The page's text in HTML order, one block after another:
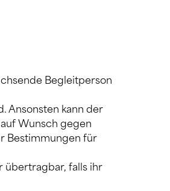
Begleitperson
Ansonsten kann der
Wunsch gegen
Bestimmungen für
übertragbar, falls ihr